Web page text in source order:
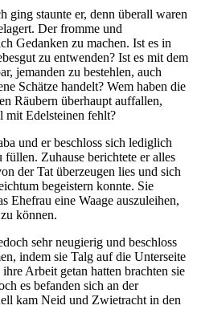
ging staunte er, denn überall waren
Der fromme und
Gedanken zu machen. Ist es in
zu entwenden? Ist es mit dem
jemanden zu bestehlen, auch
Schätze handelt? Wem haben die
Räubern überhaupt auffallen,
mit Edelsteinen fehlt?
und er beschloss sich lediglich
Zuhause berichtete er alles
der Tat überzeugen lies und sich
begeistern konnte. Sie
Ehefrau eine Waage auszuleihen,
können.
sehr neugierig und beschloss
indem sie Talg auf die Unterseite
Arbeit getan hatten brachten sie
es befanden sich an der
kam Neid und Zwietracht in den